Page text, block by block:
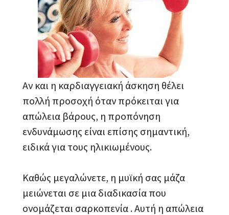
Αν και η καρδιαγγειακή άσκηση θέλει
πολλή προσοχή όταν πρόκειται για
απώλεια βάρους, η προπόνηση
ενδυνάμωσης είναι επίσης σημαντική,
ειδικά για τους ηλικιωμένους.
Καθώς μεγαλώνετε, η μυϊκή σας μάζα
μειώνεται σε μια διαδικασία που
ονομάζεται σαρκοπενία . Αυτή η απώλεια